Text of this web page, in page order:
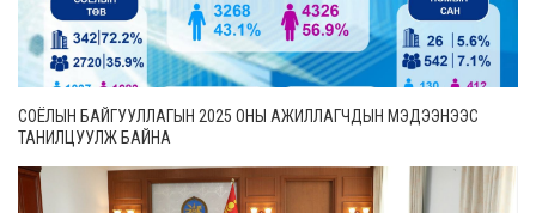
СОЁЛЫН БАЙГУУЛЛАГЫН 2025 ОНЫ АЖИЛЛАГЧДЫН МЭДЭЭНЭЭС
ТАНИЛЦУУЛЖ БАЙНА